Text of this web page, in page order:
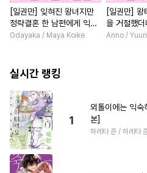
[일권만] 잊혀진 왕녀지만
정략결혼 한 남편에게 익애
받고 있습니다 [단행본]
Odayaka / Maya Koike
[일권만] 왕
을 거절했
얀데레로 돌
Anno /
실시간 랭킹
1
외톨이에는 익
본]
하레타 준 / 하레타